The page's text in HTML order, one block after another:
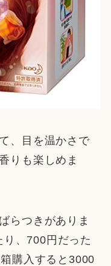
、目を温かさで
りも楽しめま
らつきがありま
、700円だった
購入すると3000